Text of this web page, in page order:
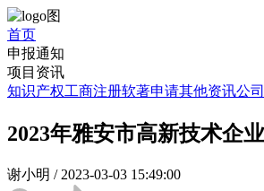
首页
申报通知
项目资讯
知识产权工商注册软著申请其他资讯公
2023年雅安市高新技术企
谢小明 / 2023-03-03 15:49:00